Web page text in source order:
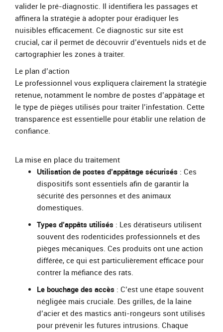
valider le pré-diagnostic. Il identifiera les passages et
affinera la stratégie à adopter pour éradiquer les
nuisibles efficacement. Ce diagnostic sur site est
crucial, car il permet de découvrir d’éventuels nids et de
cartographier les zones à traiter.
Le plan d’action
Le professionnel vous expliquera clairement la stratégie
retenue, notamment le nombre de postes d’appâtage et
le type de pièges utilisés pour traiter l’infestation. Cette
transparence est essentielle pour établir une relation de
confiance.
La mise en place du traitement
Utilisation de postes d’appâtage sécurisés : Ces
dispositifs sont essentiels afin de garantir la
sécurité des personnes et des animaux
domestiques.
Types d’appâts utilisés : Les dératiseurs utilisent
souvent des rodenticides professionnels et des
pièges mécaniques. Ces produits ont une action
différée, ce qui est particulièrement efficace pour
contrer la méfiance des rats.
Le bouchage des accès : C’est une étape souvent
négligée mais cruciale. Des grilles, de la laine
d’acier et des mastics anti-rongeurs sont utilisés
pour prévenir les futures intrusions. Chaque